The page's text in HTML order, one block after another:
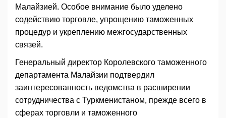
Малайзией. Особое внимание было уделено
содействию торговле, упрощению таможенных
процедур и укреплению межгосударственных
связей.
Генеральный директор Королевского таможенного
департамента Малайзии подтвердил
заинтересованность ведомства в расширении
сотрудничества с Туркменистаном, прежде всего в
сферах торговли и таможенного